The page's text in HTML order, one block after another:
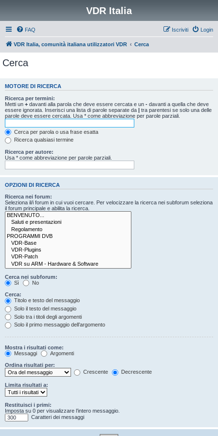
VDR Italia
FAQ Login
Iscriviti
VDR Italia, comunità italiana utilizzatori VDR Cerca
Cerca
MOTORE DI RICERCA
Ricerca per termini:
Metti un + davanti alla parola che deve essere cercata e un - davanti a quella che deve
essere ignorata. Inserisci una lista di parole separate da | tra parentesi se solo una delle
parole deve essere cercata. Usa * come abbreviazione per parole parziali.
Cerca per parola o usa frase esatta
Ricerca qualsiasi termine
Ricerca per autore:
Usa * come abbreviazione per parole parziali.
OPZIONI DI RICERCA
Ricerca nei forum:
Seleziona il/i forum in cui vuoi cercare. Per velocizzare la ricerca nei subforum seleziona
il forum principale e abilita la ricerca.
Cerca nei subforum:
Sì
No
Cerca:
Titolo e testo del messaggio
Solo il testo del messaggio
Solo tra i titoli degli argomenti
Solo il primo messaggio dell’argomento
Mostra i risultati come:
Messaggi
Argomenti
Ordina risultati per:
Crescente
Decrescente
Limita risultati a:
Restituisci i primi:
Imposta su 0 per visualizzare l’intero messaggio.
Caratteri dei messaggi